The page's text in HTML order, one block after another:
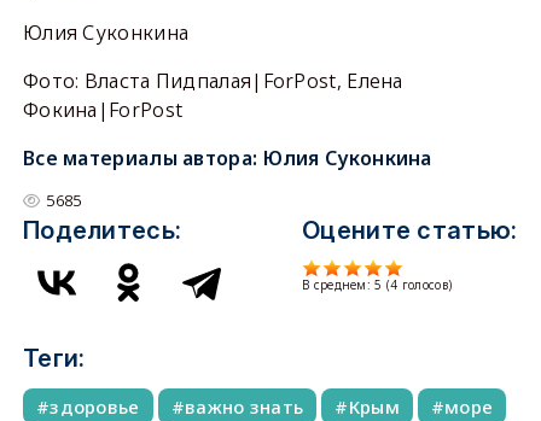
Юлия Суконкина
Фото: Власта Пидпалая|ForPost, Елена
Фокина|ForPost
Все материалы автора: Юлия Суконкина
5685
Поделитесь: Оцените статью:
В среднем:5 (4 голосов)
Теги:
здоровье важно знать Крым
море